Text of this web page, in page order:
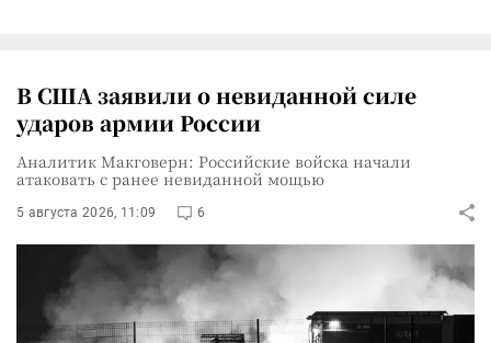
В США заявили о невиданной силе
ударов армии России
Аналитик Макговерн: Российские войска начали
атаковать с ранее невиданной мощью
5 августа 2026, 11:09 6